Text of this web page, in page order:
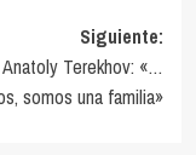
Siguiente:
Terekhov: «…
somos una familia»